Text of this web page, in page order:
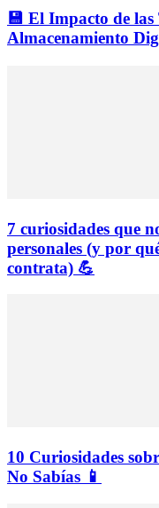
💾 El Impacto de
Almacenamiento
7 curiosidades que
personales (y por
contrata) 💪
10 Curiosidades
No Sabías 📱